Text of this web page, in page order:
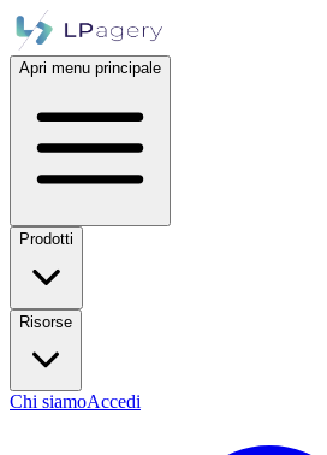
Apri menu principale
Prodotti
Risorse
Chi siamoAccedi